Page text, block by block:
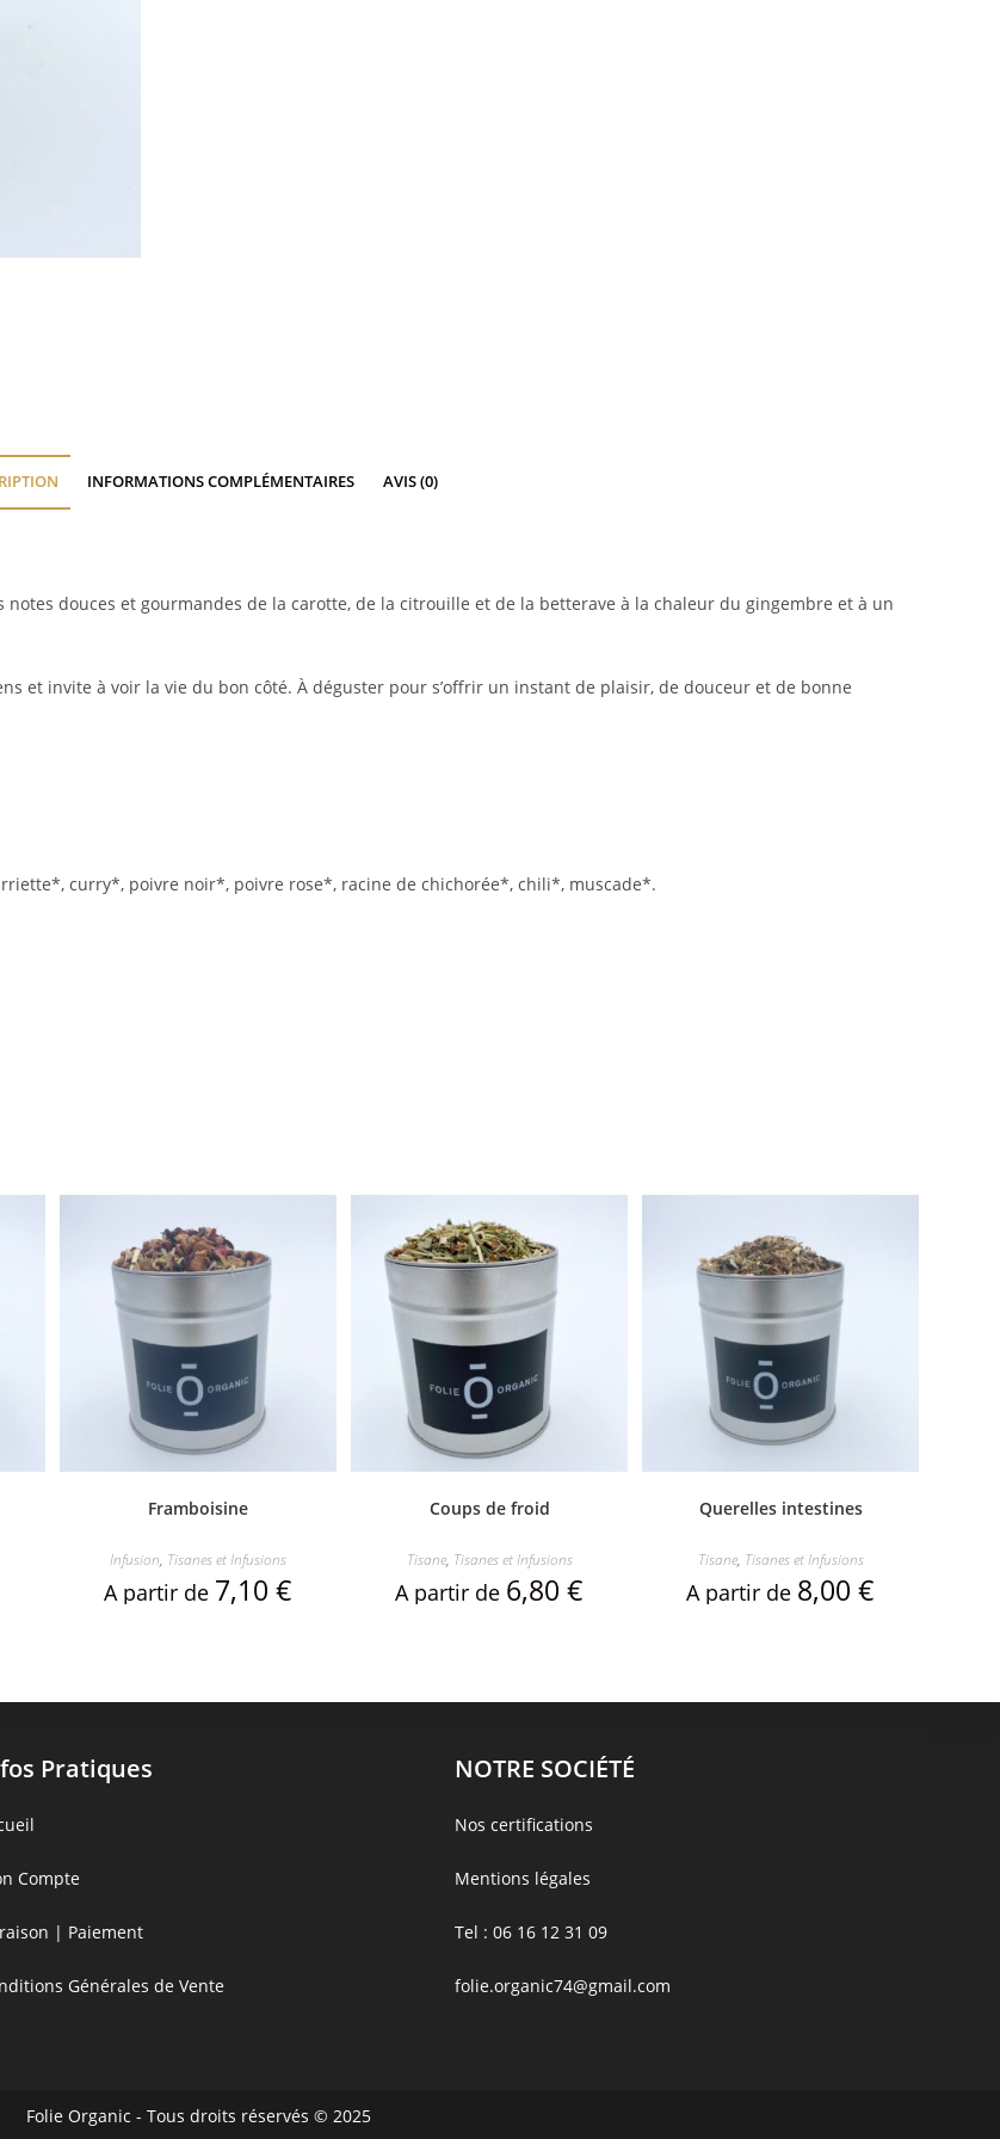
INFORMATIONS COMPLÉMENTAIRES AVIS (0)
douces et gourmandes de la carotte, de la citrouille et de la betterave à la chaleur du gingembre et à un
et invite à voir la vie du bon côté. À déguster pour s’offrir un instant de plaisir, de douceur et de bonne
curry*, poivre noir*, poivre rose*, racine de chichorée*, chili*, muscade*.
Framboisine
Infusion, Tisanes et Infusions
A partir de 7,10 €
Coups de froid
Tisane, Tisanes et Infusions
A partir de 6,80 €
Querelles intestines
Tisane, Tisanes et Infusions
A partir de 8,00 €
Pratiques
Compte
| Paiement
Générales de Vente
NOTRE SOCIÉTÉ
Nos certifications
Mentions légales
Tel : 06 16 12 31 09
folie.organic74@gmail.com
Folie Organic - Tous droits réservés © 2025